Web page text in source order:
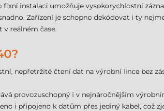
instalaci umožňuje vysokorychlostní
Zařízení je schopno dekódovat i ty
reálném čase.
nepřetržité čtení dat na výrobní lince bez
provozuschopný i v nejnáročnějším
i připojeno k datům přes jediný kabel, což